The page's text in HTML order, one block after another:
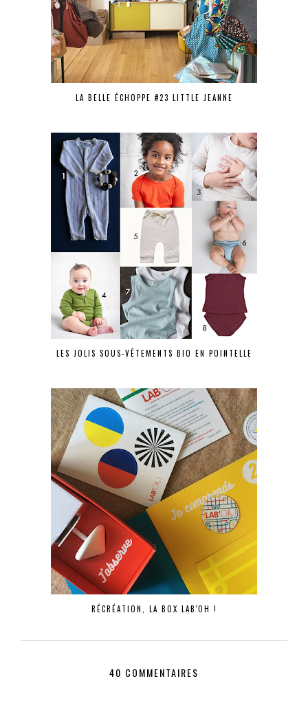
LA BELLE ÉCHOPPE #23 LITTLE JEANNE
LES JOLIS SOUS-VÊTEMENTS BIO EN POINTELLE
RÉCRÉATION, LA BOX LAB'OH !
40 COMMENTAIRES